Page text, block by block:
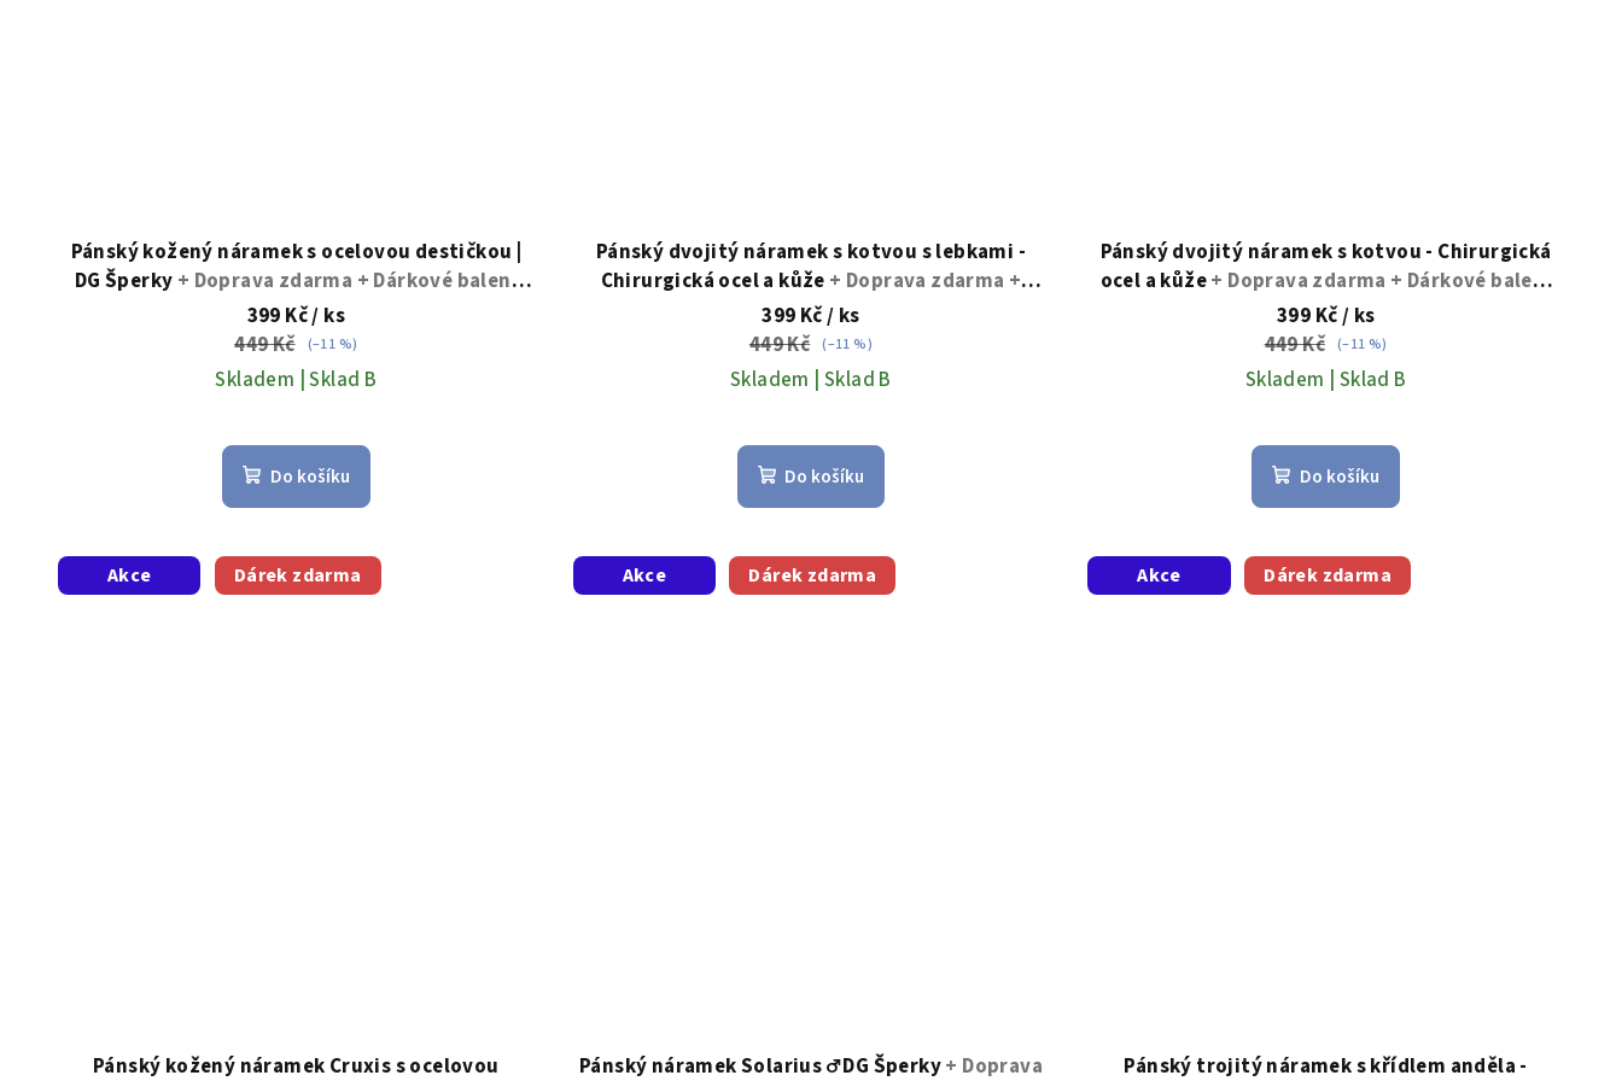
Pánský kožený náramek s ocelovou destičkou |
DG Šperky + Doprava zdarma + Dárkové balení
zdarma
399 Kč/ ks
449 Kč
(–11 %)
Skladem | Sklad B
hodnocení
produktu
je
z
5
Do košíku
Pánský dvojitý náramek s kotvou s lebkami -
Chirurgická ocel a kůže + Doprava zdarma +
Dárkové balení zdarma
399 Kč/ ks
449 Kč (–11 %)
Skladem | Sklad B
hodnocení
produktu
je
z
5
Do košíku
Pánský dvojitý náramek s kotvou - Chirurgická
ocel a kůže+ Doprava zdarma + Dárkové balení
zdarma
399 Kč/ ks
449 Kč (–11 %)
Skladem | Sklad B
hodnocení
produktu
je
z
5
Do košíku
Akce Dárek zdarma
Pánský kožený náramek Cruxis s ocelovou
Akce Dárek zdarma
Pánský náramek Solarius ♂️ DG Šperky+ Doprava
Akce Dárek zdarma
Pánský trojitý náramek s křídlem anděla -